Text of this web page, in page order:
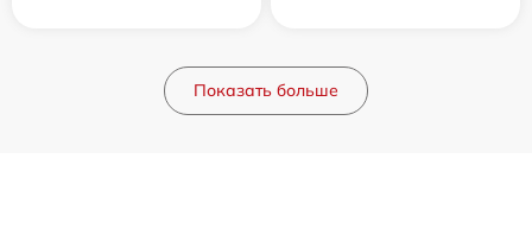
Показать больше